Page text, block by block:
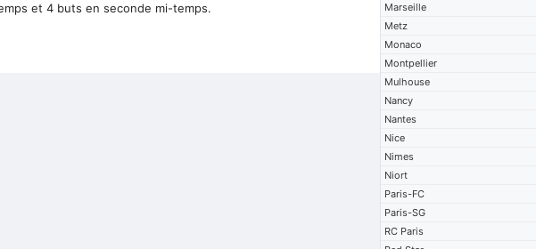
Marseille
Metz
Monaco
Montpellier
Mulhouse
Nancy
Nantes
Nice
Nimes
Niort
Paris-FC
Paris-SG
RC Paris
et 4 buts en seconde mi-temps.